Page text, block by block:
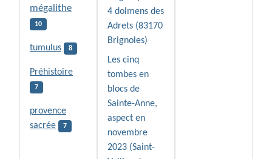
mégalithe
10
tumulus 8
Préhistoire
7
provence
sacrée
7
4 dolmens des
Adrets (83170
Brignoles)
Les cinq
tombes en
blocs de
Sainte-Anne,
aspect en
novembre
2023 (Saint-